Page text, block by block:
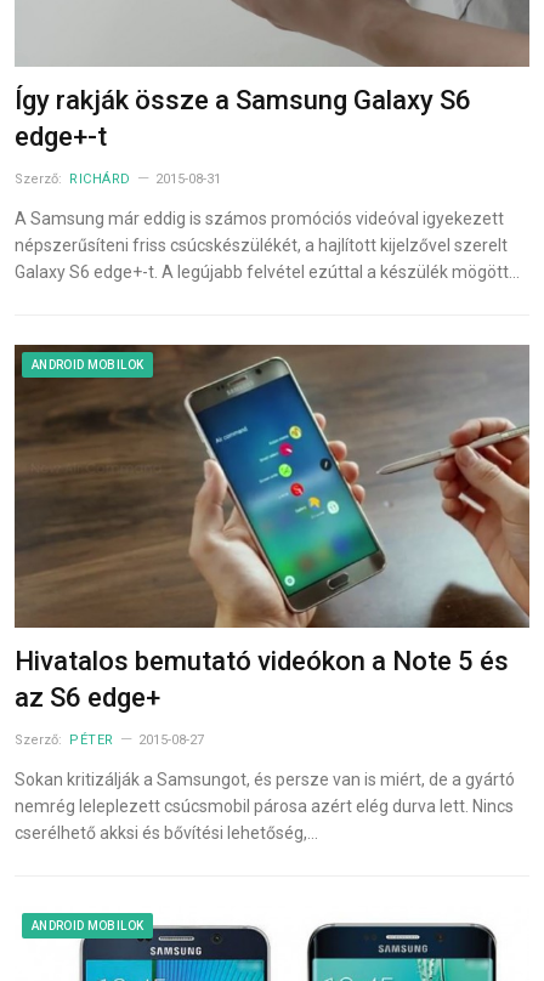
Így rakják össze a Samsung Galaxy S6
edge+-t
Szerző: RICHÁRD 2015-08-31
A Samsung már eddig is számos promóciós videóval igyekezett
népszerűsíteni friss csúcskészülékét, a hajlított kijelzővel szerelt
Galaxy S6 edge+-t. A legújabb felvétel ezúttal a készülék mögött…
ANDROID MOBILOK
Hivatalos bemutató videókon a Note 5 és
az S6 edge+
Szerző: PÉTER 2015-08-27
Sokan kritizálják a Samsungot, és persze van is miért, de a gyártó
nemrég leleplezett csúcsmobil párosa azért elég durva lett. Nincs
cserélhető akksi és bővítési lehetőség,…
ANDROID MOBILOK